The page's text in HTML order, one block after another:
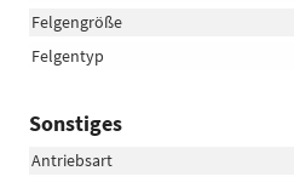
Felgengröße
Felgentyp
Sonstiges
Antriebsart